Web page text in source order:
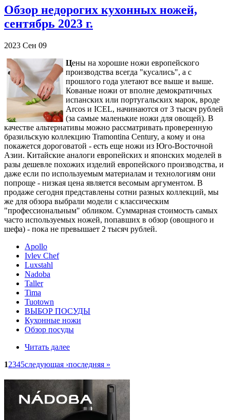
Обзор недорогих кухонных ножей,
сентябрь 2023 г.
2023 Сен 09
Цены на хорошие ножи европейского
производства всегда "кусались", а с
прошлого года улетают все выше и выше.
Кованые ножи от вполне демократичных
испанских или португальских марок, вроде
Arcos и ICEL, начинаются от 3 тысяч рублей
(за самые маленькие ножи для овощей). В
качестве альтернативы можно рассматривать проверенную
бразильскую коллекцию Tramontina Century, а кому и она
покажется дороговатой - есть еще ножи из Юго-Восточной
Азии. Китайские аналоги европейских и японских моделей в
разы дешевле похожих изделий европейского производства, и
даже если по используемым материалам и технологиям они
попроще - низкая цена является весомым аргументом. В
продаже сегодня представлены сотни разных коллекций, мы
же для обзора выбрали модели с классическим
"профессиональным" обликом. Суммарная стоимость самых
часто используемых ножей, попавших в обзор (овощного и
шефа) - пока не превышает 2 тысяч рублей.
Apollo
Ivlev Chef
Luxstahl
Nadoba
Taller
Tima
Tuotown
ВЫБОР ПОСУДЫ
Кухонные ножи
Обзор посуды
Читать далее
12345следующая ›последняя »